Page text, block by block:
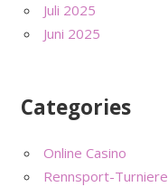
Juli 2025
Juni 2025
Categories
Online Casino
Rennsport-Turniere